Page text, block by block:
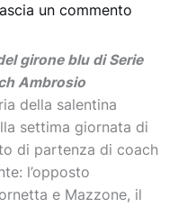
un commento
girone blu di Serie
Ambrosio
della salentina
settima giornata di
di partenza di coach
l’opposto
e Mazzone, il